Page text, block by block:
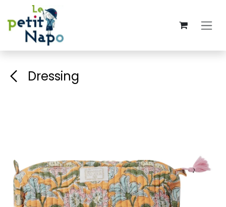
Se rendre au contenu
Dressing